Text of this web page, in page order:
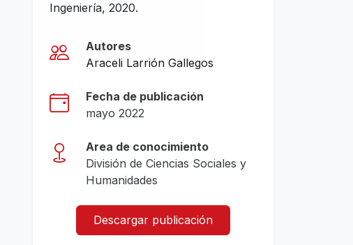
Ingeniería, 2020.
Autores
Araceli Larrión Gallegos
Fecha de publicación
mayo 2022
Area de conocimiento
División de Ciencias Sociales y
Humanidades
Descargar publicación